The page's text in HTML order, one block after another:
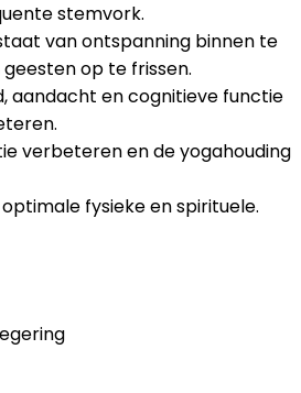
stemvork.
van ontspanning binnen te
op te frissen.
aandacht en cognitieve functie
verbeteren en de yogahouding
fysieke en spirituele.